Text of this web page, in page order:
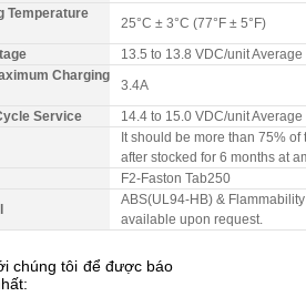
Temperature
25°C ± 3°C (77°F ± 5°F)
13.5 to 13.8 VDC/unit Average
Charging
3.4A
Service
14.4 to 15.0 VDC/unit Average
It should be more than 75%
after stocked for 6 months at
F2-Faston Tab250
ABS(UL94-HB) &
available upon request.
chúng tôi để được báo